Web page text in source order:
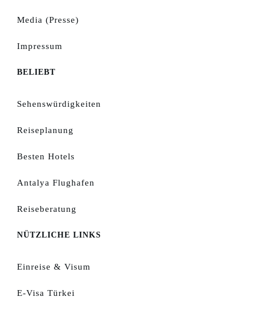
Media (Presse)
Impressum
BELIEBT
Sehenswürdigkeiten
Reiseplanung
Besten Hotels
Antalya Flughafen
Reiseberatung
NÜTZLICHE LINKS
Einreise & Visum
E-Visa Türkei